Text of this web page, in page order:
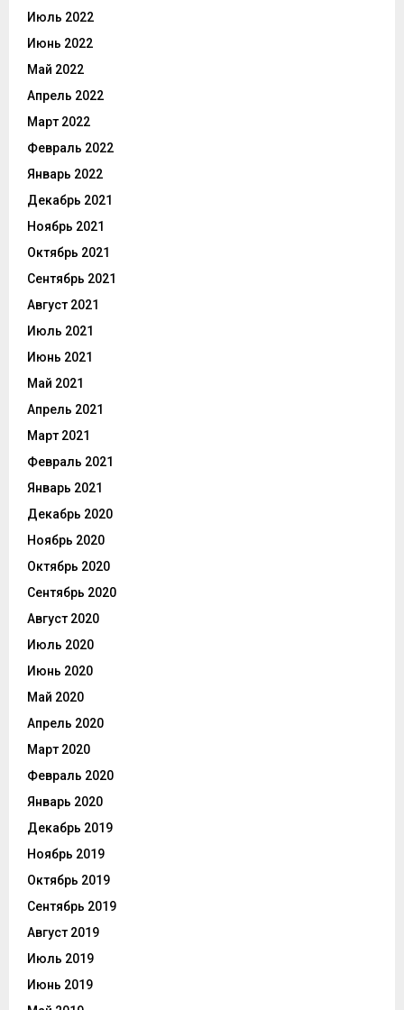
Июль 2022
Июнь 2022
Май 2022
Апрель 2022
Март 2022
Февраль 2022
Январь 2022
Декабрь 2021
Ноябрь 2021
Октябрь 2021
Сентябрь 2021
Август 2021
Июль 2021
Июнь 2021
Май 2021
Апрель 2021
Март 2021
Февраль 2021
Январь 2021
Декабрь 2020
Ноябрь 2020
Октябрь 2020
Сентябрь 2020
Август 2020
Июль 2020
Июнь 2020
Май 2020
Апрель 2020
Март 2020
Февраль 2020
Январь 2020
Декабрь 2019
Ноябрь 2019
Октябрь 2019
Сентябрь 2019
Август 2019
Июль 2019
Июнь 2019